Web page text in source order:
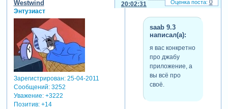
20:02:31
Westwind
Энтузиаст
Зарегистрирован: 25-04-2011
Сообщений:3252
Уважение: +3222
Позитив: +14
saab 9.3
написал(а):
я вас конкретно
про джабу
приложение, а
вы всё про
своё.
0